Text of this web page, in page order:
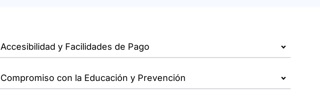
Accesibilidad y Facilidades de Pago
Compromiso con la Educación y Prevención